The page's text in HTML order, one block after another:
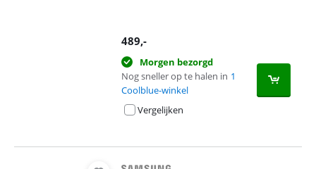
489,-
Morgen bezorgd
Nog sneller op te halen in 1
Coolblue-winkel
Vergelijken